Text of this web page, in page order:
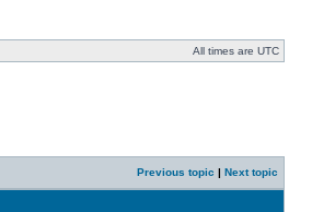
All times are UTC
Previous topic | Next topic